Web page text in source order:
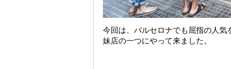
今回は、バルセロナでも屈指の人
妹店の一つにやって来ました。